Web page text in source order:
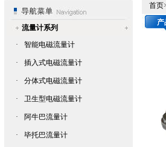
流量计系列
·
智能电磁流量计
· 插入式电磁流量计
· 分体式电磁流量计
· 卫生型电磁流量计
· 阿牛巴流量计
· 毕托巴流量计
首页
产